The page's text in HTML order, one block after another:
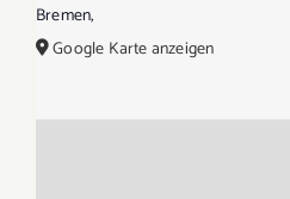
Bremen,
Google Karte anzeigen